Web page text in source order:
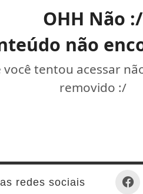
OHH Não :/
não
tentou acessar
removido :/
redes sociais